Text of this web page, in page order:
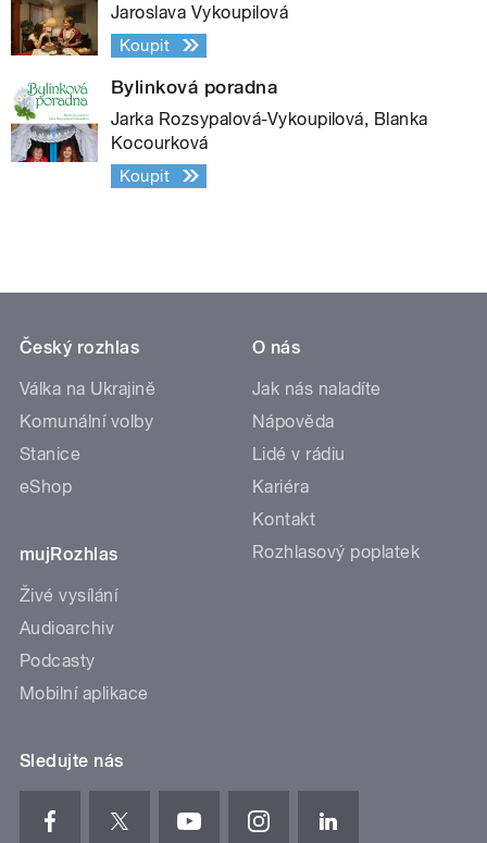
Jaroslava Vykoupilová
Koupit
Bylinková poradna
Jarka Rozsypalová-Vykoupilová, Blanka
Kocourková
Koupit
Český rozhlas
Válka na Ukrajině
Komunální volby
Stanice
eShop
mujRozhlas
Živé vysílání
Audioarchiv
Podcasty
Mobilní aplikace
O nás
Jak nás naladíte
Nápověda
Lidé v rádiu
Kariéra
Kontakt
Rozhlasový poplatek
Sledujte nás